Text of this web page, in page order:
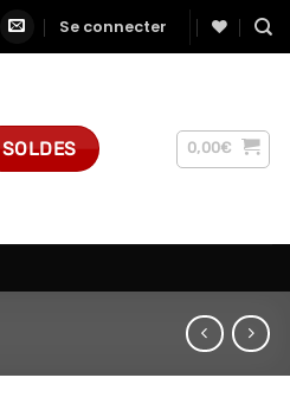
Se connecter
SOLDES 0,00€